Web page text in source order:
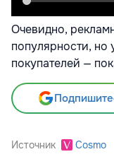
Очевидно,
популярности, но
покупателей —
Источник Cosmo